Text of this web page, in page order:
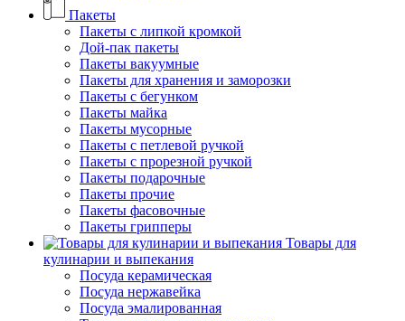
Пакеты
Пакеты с липкой кромкой
Дой-пак пакеты
Пакеты вакуумные
Пакеты для хранения и заморозки
Пакеты с бегунком
Пакеты майка
Пакеты мусорные
Пакеты с петлевой ручкой
Пакеты с прорезной ручкой
Пакеты подарочные
Пакеты прочие
Пакеты фасовочные
Пакеты грипперы
Товары для
кулинарии и выпекания
Посуда керамическая
Посуда нержавейка
Посуда эмалированная